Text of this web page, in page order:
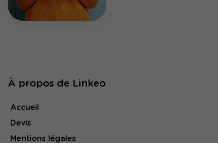
À propos de Linkeo
Accueil
Devis
Mentions légales